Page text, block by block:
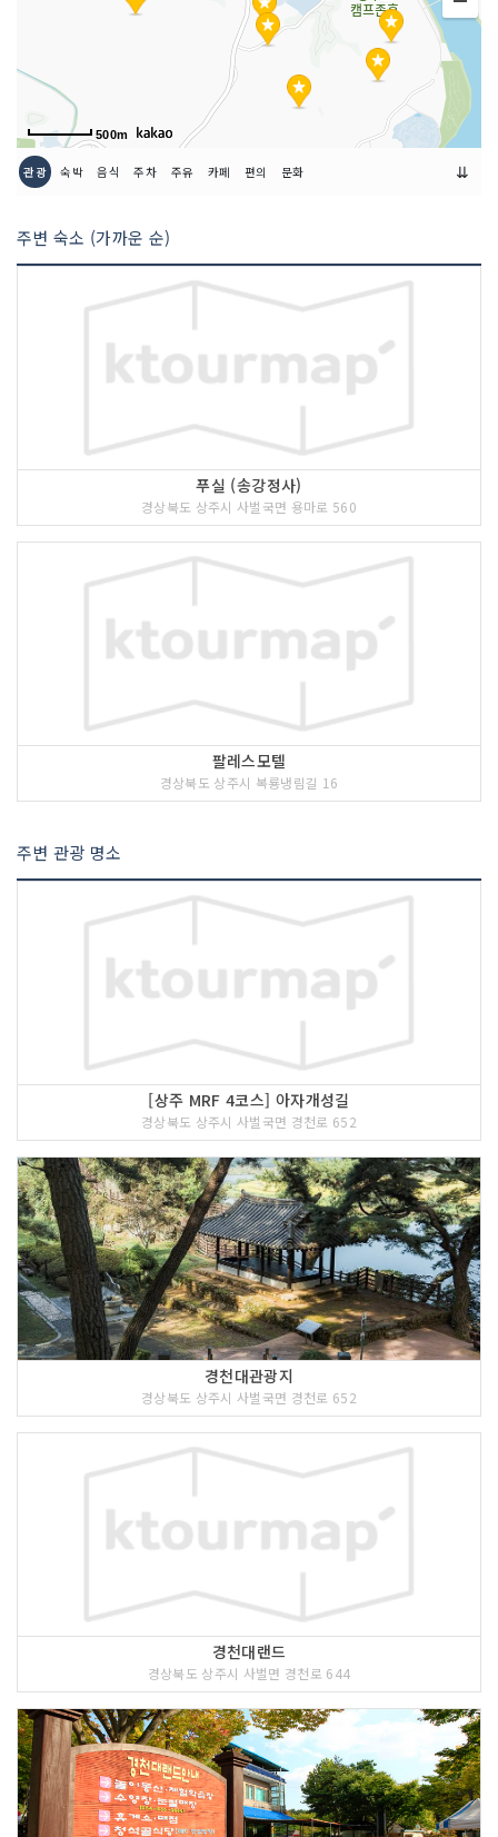
500m
관광 숙박 음식 주차 주유 카페 편의 문화 ⇊
주변 숙소 (가까운 순)
푸실 (송강정사)
경상북도 상주시 사벌국면 용마로 560
팔레스모텔
경상북도 상주시 복룡냉림길 16
주변 관광 명소
[상주 MRF 4코스] 아자개성길
경상북도 상주시 사벌국면 경천로 652
경천대관광지
경상북도 상주시 사벌국면 경천로 652
경천대랜드
경상북도 상주시 사벌면 경천로 644